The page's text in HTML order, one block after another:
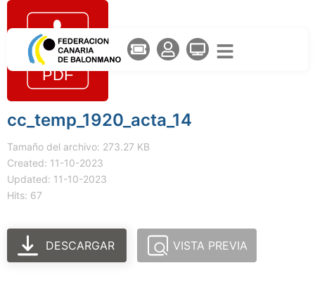
cc_temp_1920_acta_14
Tamaño del archivo: 273.27 KB
Created: 11-10-2023
Updated: 11-10-2023
Hits: 67
DESCARGAR VISTA PREVIA